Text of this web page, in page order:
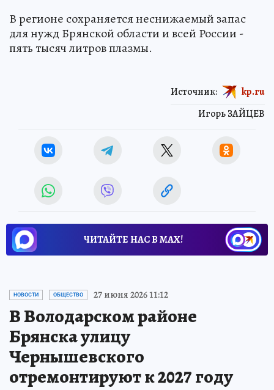
В регионе сохраняется неснижаемый запас
для нужд Брянской области и всей России -
пять тысяч литров плазмы.
Игорь ЗАЙЦЕВ
Источник: kp.ru
ЧИТАЙТЕ НАС В МАХ!
НОВОСТИ ОБЩЕСТВО 27 июня 2026 11:12
В Володарском районе
Брянска улицу
Чернышевского
отремонтируют к 2027 году